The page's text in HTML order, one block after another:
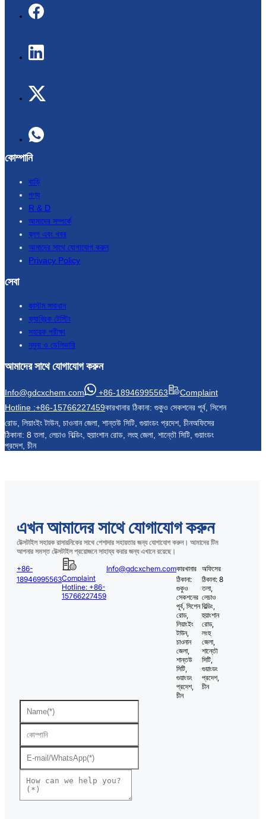
কোম্পানি
বাড়ি
পণ্য
R & D
আমাদের সম্পর্কে
ব্লগ এবং খবর
আমাদের সাথে যোগাযোগ করুন
Privacy Policy
সেবা
কাস্টম সমাধান
ফ্যাব্রিক টেস্টিং
সহায়ক পরীক্ষা
নমুনা ও ডেলিভারি
আমাদের সাথে যোগাযোগ করুন
Info@gdcxchem.com +86-18946995563
Complaint
Hotline :+86-15766227459কারখানার ঠিকানা: গুকুও সেকশনের পূর্ব, সিশেন
রোড, লিয়াংইং টাউন, চাওনান জেলা, শান্তউ সিটি, গুয়াংডং প্রদেশ, চীনঅফিসের
ঠিকানা: 8 তলা, লেচাও বিল্ডিং, হুয়াংশান রোড, লংহু জেলা, শান্তৌ সিটি, গুয়াংডং
প্রদেশ, চীন
এখন আমাদের সাথে যোগাযোগ করুন
টেক্সটাইল সহায়ক রাসায়নিকের সাথে পেশাদার সহায়তার জন্য যোগাযোগ করুন। আমাদের টিম
আপনার সমস্ত টেক্সটাইল প্রয়োজনে সাহায্য করার জন্য এখানে রয়েছে।
+86-
18946995563Complaint
Hotline: +86-
15766227459
Info@gdcxchem.comকারখানার
ঠিকানা:
গুকুও
সেকশনের
পূর্ব, সিশেন
রোড,
লিয়াংইং
টাউন,
চাওনান
জেলা,
শান্তউ
সিটি,
গুয়াংডং
প্রদেশ,
চীন
অফিসের
ঠিকানা: 8
তলা,
লেচাও
বিল্ডিং,
হুয়াংশান
রোড,
লংহু
জেলা,
শান্তৌ
সিটি,
গুয়াংডং
প্রদেশ,
চীন